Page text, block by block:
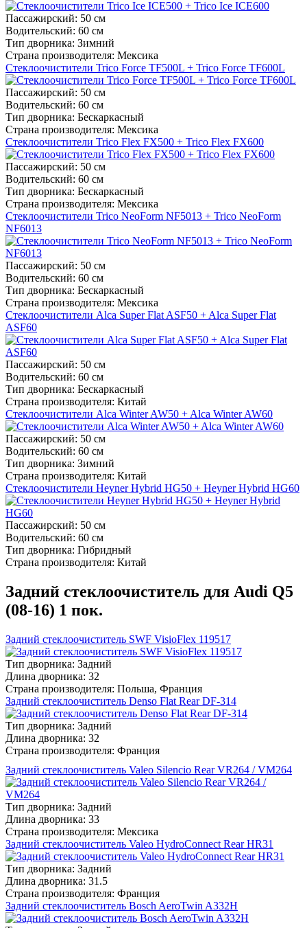
Пассажирский: 50 см
Водительский: 60 см
Тип дворника: Зимний
Страна производителя: Мексика
Стеклоочистители Trico Force TF500L + Trico Force TF600L
Пассажирский: 50 см
Водительский: 60 см
Тип дворника: Бескаркасный
Страна производителя: Мексика
Стеклоочистители Trico Flex FX500 + Trico Flex FX600
Пассажирский: 50 см
Водительский: 60 см
Тип дворника: Бескаркасный
Страна производителя: Мексика
Стеклоочистители Trico NeoForm NF5013 + Trico NeoForm
NF6013
Пассажирский: 50 см
Водительский: 60 см
Тип дворника: Бескаркасный
Страна производителя: Мексика
Стеклоочистители Alca Super Flat ASF50 + Alca Super Flat
ASF60
Пассажирский: 50 см
Водительский: 60 см
Тип дворника: Бескаркасный
Страна производителя: Китай
Стеклоочистители Alca Winter AW50 + Alca Winter AW60
Пассажирский: 50 см
Водительский: 60 см
Тип дворника: Зимний
Страна производителя: Китай
Стеклоочистители Heyner Hybrid HG50 + Heyner Hybrid HG60
Пассажирский: 50 см
Водительский: 60 см
Тип дворника: Гибридный
Страна производителя: Китай
Задний стеклоочиститель для Audi Q5
(08-16) 1 пок.
Задний стеклоочиститель SWF VisioFlex 119517
Тип дворника: Задний
Длина дворника: 32
Страна производителя: Польша, Франция
Задний стеклоочиститель Denso Flat Rear DF-314
Тип дворника: Задний
Длина дворника: 32
Страна производителя: Франция
Задний стеклоочиститель Valeo Silencio Rear VR264 / VM264
Тип дворника: Задний
Длина дворника: 33
Страна производителя: Мексика
Задний стеклоочиститель Valeo HydroConnect Rear HR31
Тип дворника: Задний
Длина дворника: 31.5
Страна производителя: Франция
Задний стеклоочиститель Bosch AeroTwin A332H